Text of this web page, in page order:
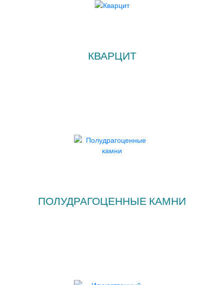
КВАРЦИТ
ПОЛУДРАГОЦЕННЫЕ КАМНИ